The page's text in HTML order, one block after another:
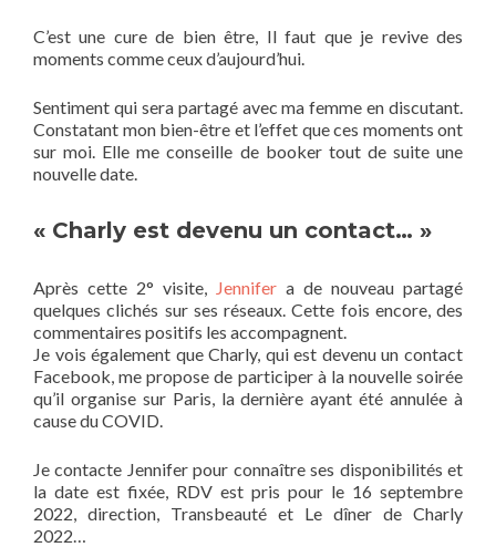
C’est une cure de bien être, Il faut que je revive des
moments comme ceux d’aujourd’hui.
Sentiment qui sera partagé avec ma femme en discutant.
Constatant mon bien-être et l’effet que ces moments ont
sur moi. Elle me conseille de booker tout de suite une
nouvelle date.
« Charly est devenu un contact… »
Après cette 2° visite, Jennifer a de nouveau partagé
quelques clichés sur ses réseaux. Cette fois encore, des
commentaires positifs les accompagnent.
Je vois également que Charly, qui est devenu un contact
Facebook, me propose de participer à la nouvelle soirée
qu’il organise sur Paris, la dernière ayant été annulée à
cause du COVID.
Je contacte Jennifer pour connaître ses disponibilités et
la date est fixée, RDV est pris pour le 16 septembre
2022, direction, Transbeauté et Le dîner de Charly
2022…